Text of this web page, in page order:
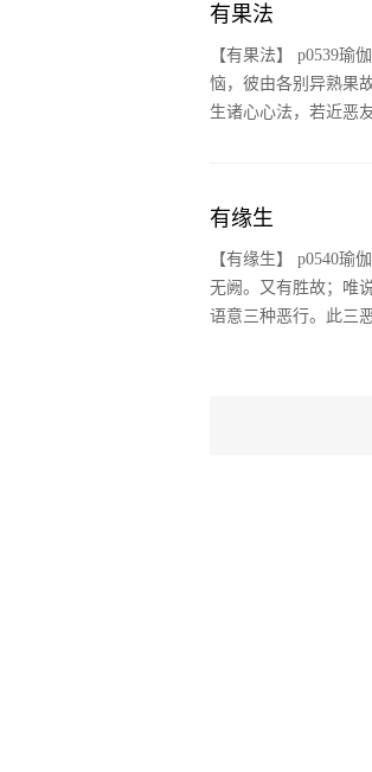
有果法
【有果法】 p0539
恼，彼由各别异熟果
生诸心心法，若近恶
有缘生
【有缘生】 p0540瑜
无阙。又有胜故；唯
语意三种恶行。此三